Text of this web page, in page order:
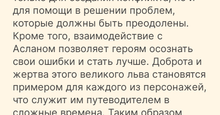
для помощи в решении проблем,
которые должны быть преодолены.
Кроме того, взаимодействие с
Асланом позволяет героям осознать
свои ошибки и стать лучше. Доброта и
жертва этого великого льва становятся
примером для каждого из персонажей,
что служит им путеводителем в
сложные времена. Таким образом,